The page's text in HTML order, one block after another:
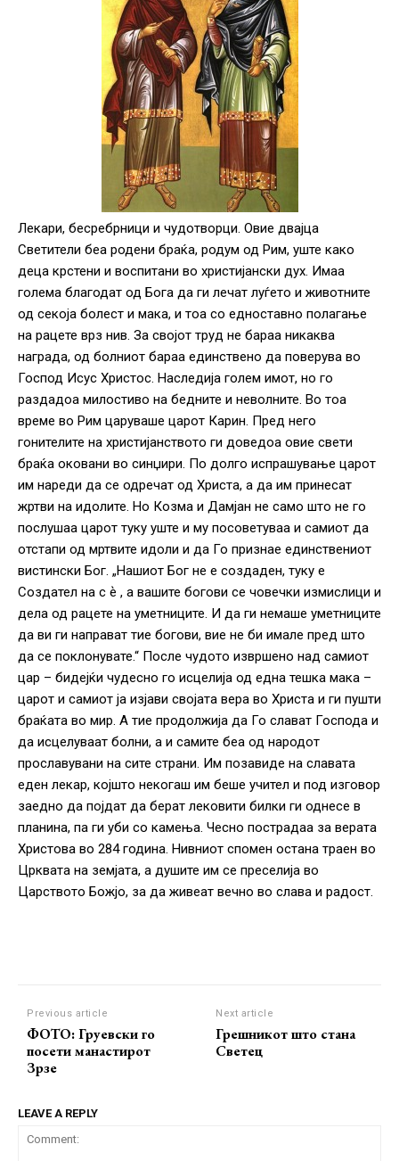
Лекари, бесребрници и чудотворци. Овие двајца
Светители беа родени браќа, родум од Рим, уште како
деца крстени и воспитани во христијански дух. Имаа
голема благодат од Бога да ги лечат луѓето и животните
од секоја болест и мака, и тоа со едноставно полагање
на рацете врз нив. За својот труд не бараа никаква
награда, од болниот бараа единствено да поверува во
Господ Исус Христос. Наследија голем имот, но го
раздадоа милостиво на бедните и неволните. Во тоа
време во Рим царуваше царот Карин. Пред него
гонителите на христијанството ги доведоа овие свети
браќа оковани во синџири. По долго испрашување царот
им нареди да се одречат од Христа, а да им принесат
жртви на идолите. Но Козма и Дамјан не само што не го
послушаа царот туку уште и му посоветуваа и самиот да
отстапи од мртвите идоли и да Го признае единствениот
вистински Бог. „Нашиот Бог не е создаден, туку е
Создател на с ѐ , а вашите богови се човечки измислици и
дела од рацете на уметниците. И да ги немаше уметниците
да ви ги направат тие богови, вие не би имале пред што
да се поклонувате.“ После чудото извршено над самиот
цар – бидејќи чудесно го исцелија од една тешка мака –
царот и самиот ја изјави својата вера во Христа и ги пушти
браќата во мир. А тие продолжија да Го слават Господа и
да исцелуваат болни, а и самите беа од народот
прославувани на сите страни. Им позавиде на славата
еден лекар, којшто некогаш им беше учител и под изговор
заедно да појдат да берат лековити билки ги однесе в
планина, па ги уби со камења. Чесно пострадаа за верата
Христова во 284 година. Нивниот спомен остана траен во
Црквата на земјата, а душите им се преселија во
Царството Божјо, за да живеат вечно во слава и радост.
Previous article
ФОТО: Груевски го
посети манастирот
Зрзе
Next article
Грешникот што стана
Светец
LEAVE A REPLY